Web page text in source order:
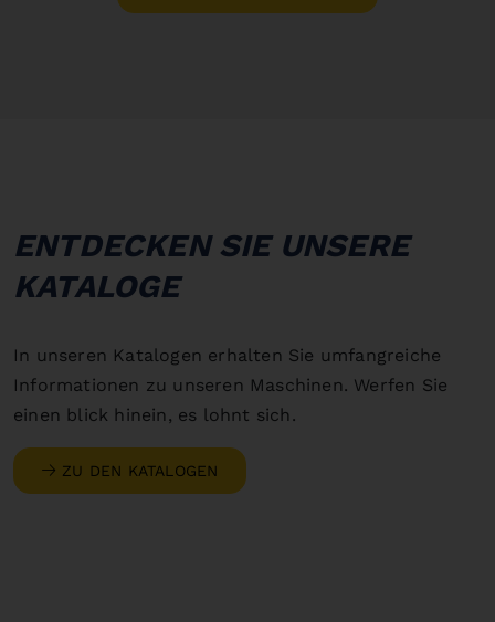
ENTDECKEN SIE UNSERE
KATALOGE
In unseren Katalogen erhalten Sie umfangreiche
Informationen zu unseren Maschinen. Werfen Sie
einen blick hinein, es lohnt sich.
ZU DEN KATALOGEN